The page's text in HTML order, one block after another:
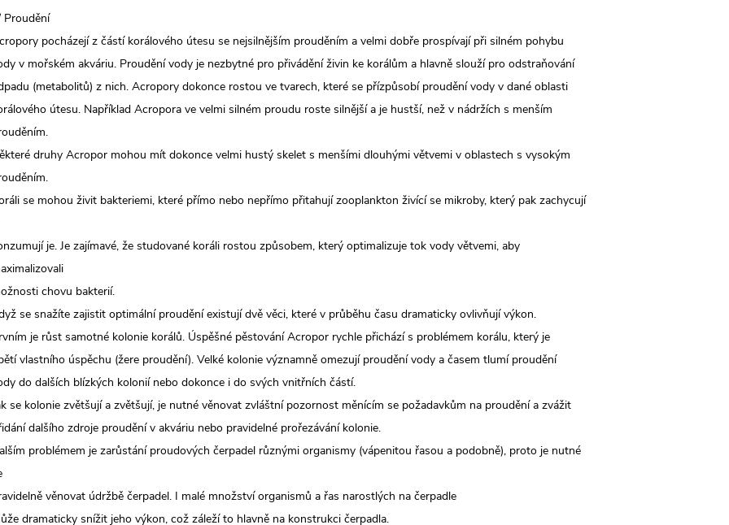
Proudění
pocházejí z částí korálového útesu se nejsilnějším prouděním a velmi dobře prospívají při silném pohybu
v mořském akváriu. Proudění vody je nezbytné pro přivádění živin ke korálům a hlavně slouží pro odstraňování
(metabolitů) z nich. Acropory dokonce rostou ve tvarech, které se přízpůsobí proudění vody v dané oblasti
útesu. Například Acropora ve velmi silném proudu roste silnější a je hustší, než v nádržích s menším
druhy Acropor mohou mít dokonce velmi hustý skelet s menšími dlouhými větvemi v oblastech s vysokým
se mohou živit bakteriemi, které přímo nebo nepřímo přitahují zooplankton živící se mikroby, který pak zachycují
je. Je zajímavé, že studované koráli rostou způsobem, který optimalizuje tok vody větvemi, aby
chovu bakterií.
se snažíte zajistit optimální proudění existují dvě věci, které v průběhu času dramaticky ovlivňují výkon.
je růst samotné kolonie korálů. Úspěšné pěstování Acropor rychle přichází s problémem korálu, který je
vlastního úspěchu (žere proudění). Velké kolonie významně omezují proudění vody a časem tlumí proudění
do dalších blízkých kolonií nebo dokonce i do svých vnitřních částí.
se kolonie zvětšují a zvětšují, je nutné věnovat zvláštní pozornost měnícím se požadavkům na proudění a zvážit
dalšího zdroje proudění v akváriu nebo pravidelné prořezávání kolonie.
problémem je zarůstání proudových čerpadel různými organismy (vápenitou řasou a podobně), proto je nutné
věnovat údržbě čerpadel. I malé množství organismů a řas narostlých na čerpadle
dramaticky snížit jeho výkon, což záleží to hlavně na konstrukci čerpadla.